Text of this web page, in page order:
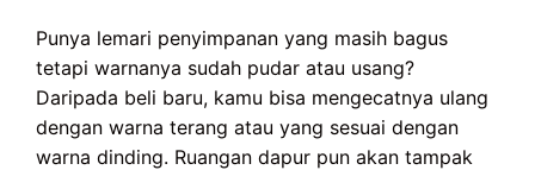
Punya lemari penyimpanan yang masih bagus
tetapi warnanya sudah pudar atau usang?
Daripada beli baru, kamu bisa mengecatnya ulang
dengan warna terang atau yang sesuai dengan
warna dinding. Ruangan dapur pun akan tampak